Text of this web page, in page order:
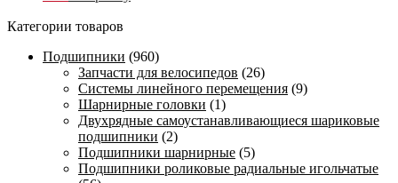
Категории товаров
Подшипники (960)
Запчасти для велосипедов (26)
Системы линейного перемещения (9)
Шарнирные головки (1)
Двухрядные самоустанавливающиеся шариковые
подшипники (2)
Подшипники шарнирные (5)
Подшипники роликовые радиальные игольчатые